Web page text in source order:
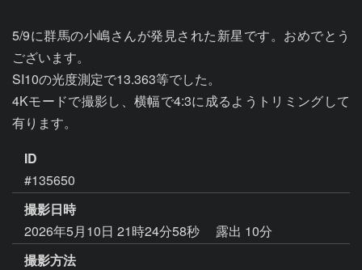
5/9に群馬の小嶋さんが発見された新星です。おめでとう
ございます。
SI10の光度測定で13.363等でした。
4Kモードで撮影し、横幅で4:3に成るようトリミングして
有ります。
ID
#135650
撮影日時
2026年5月10日 21時24分58秒
露出 10分
撮影方法